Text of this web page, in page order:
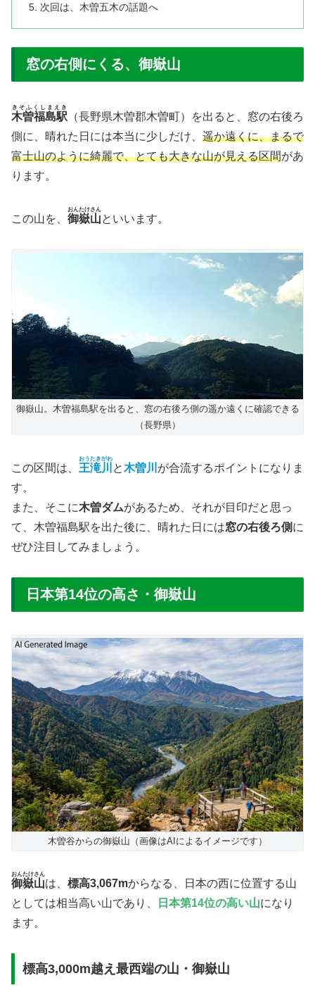
次回は、木曽五木の話題へ
窓の右側にくる、御嶽山
木曽福島駅
きそふくしまえき
（長野県木曽郡木曽町）を出ると、窓の右後ろ
側に、晴れた日には本当に少しだけ、 遥か遠くに、まるで
富士山のように綺麗で、とても大きな山が見える区間があ
ります。
この山を、 御嶽山
おんたけさん
といいます。
御嶽山。木曽福島駅を出ると、窓の右後ろ側の遥か遠くに確認できる
（長野県）
この区間は、 王滝川
おうたきがわ
と木曽川 が合流するポイントになりま
す。
また、そこに木曽ダムがあるため、それが目印だと思っ
て、木曽福島駅を出た後に、晴れた日には窓の右後ろ側 に
ぜひ注目してみましょう。
日本第14位の高さ・御嶽山
木曽谷からの御嶽山（画像はAIによるイメージです）
御嶽山
おんたけさん
は、 標高3,067mからなる、日本の西に位置する山
としては相当高い山であり、
日本第14位の高い山になり
ます。
標高3,000m越え最西端の山・御嶽山